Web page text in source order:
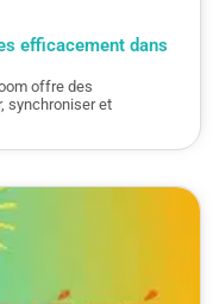
efficacement dans
offre des
synchroniser et